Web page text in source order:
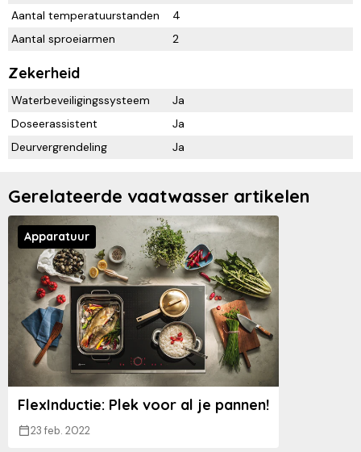
Aantal temperatuurstanden
4
Aantal sproeiarmen
2
Zekerheid
Waterbeveiligingssysteem
Ja
Doseerassistent
Ja
Deurvergrendeling
Ja
Gerelateerde vaatwasser artikelen
Apparatuur
FlexInductie: Plek voor al je pannen!
23 feb. 2022